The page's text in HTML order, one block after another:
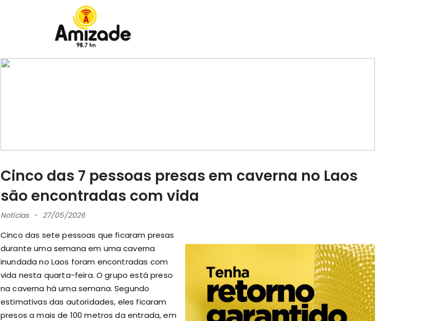
Cinco das 7 pessoas presas em caverna no Laos
são encontradas com vida
Notícias 27/05/2026
Cinco das sete pessoas que ficaram presas
durante uma semana em uma caverna
inundada no Laos foram encontradas com
vida nesta quarta-feira. O grupo está preso
na caverna há uma semana. Segundo
estimativas das autoridades, eles ficaram
presos a mais de 100 metros da entrada, em